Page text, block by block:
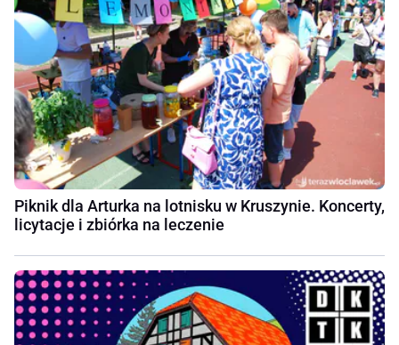
Piknik dla Arturka na lotnisku w Kruszynie. Koncerty,
licytacje i zbiórka na leczenie